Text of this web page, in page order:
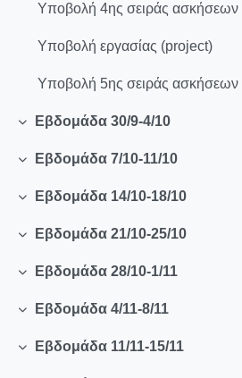
Υποβολή 4ης σειράς ασκήσεων
Υποβολή εργασίας (project)
Υποβολή 5ης σειράς ασκήσεων
Collapse
Εβδομάδα 30/9-4/10
Collapse
Εβδομάδα 7/10-11/10
Collapse
Εβδομάδα 14/10-18/10
Collapse
Εβδομάδα 21/10-25/10
Collapse
Εβδομάδα 28/10-1/11
Collapse
Εβδομάδα 4/11-8/11
Collapse
Εβδομάδα 11/11-15/11